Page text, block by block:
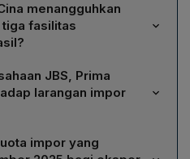
menangguhkan
fasilitas
tersebut setelah
sintetis yang dilarang
negara tersebut pada
meatpacking Brasil.
JBS, Prima
larangan impor
merupakan
di dunia—serta Prima Foods
impor yang